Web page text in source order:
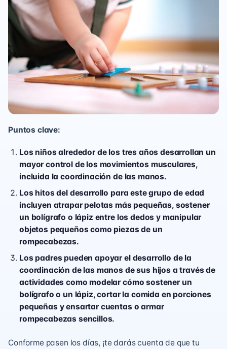
Puntos clave:
Los niños alrededor de los tres años desarrollan un
mayor control de los movimientos musculares,
incluida la coordinación de las manos.
Los hitos del desarrollo para este grupo de edad
incluyen atrapar pelotas más pequeñas, sostener
un bolígrafo o lápiz entre los dedos y manipular
objetos pequeños como piezas de un
rompecabezas.
Los padres pueden apoyar el desarrollo de la
coordinación de las manos de sus hijos a través de
actividades como modelar cómo sostener un
bolígrafo o un lápiz, cortar la comida en porciones
pequeñas y ensartar cuentas o armar
rompecabezas sencillos.
Conforme pasen los días, ¡te darás cuenta de que tu